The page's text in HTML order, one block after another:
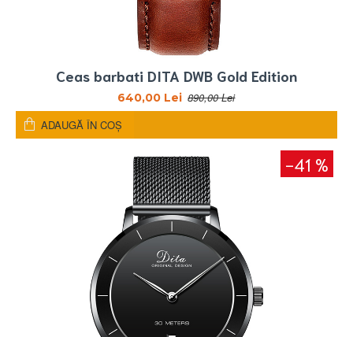
Ceas barbati DITA DWB Gold Edition
640,00 Lei 890,00 Lei
ADAUGĂ ÎN COŞ
-41 %